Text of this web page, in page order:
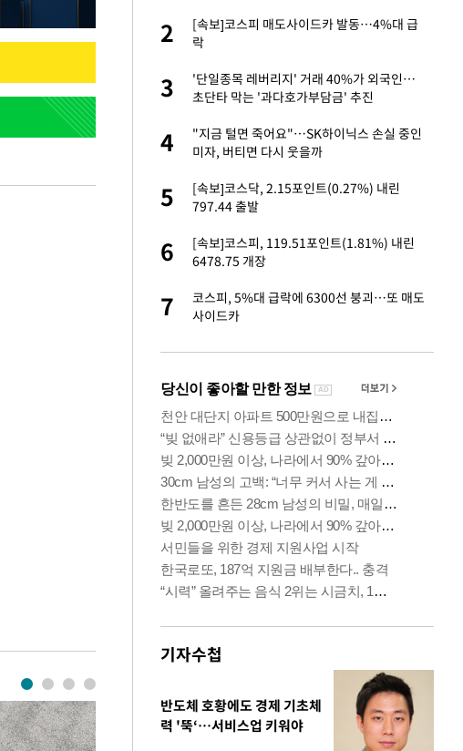
으로 전 재산 잃고 필리핀
전세금 미반환은 고도의
원해"
일 없이 산다' 선곡…쿨한
술 예고 "짝짝이 눈 탈출"
2
[속보]코스피 매도사이드카 발동…4%대 급
락
3
'단일종목 레버리지' 거래 40%가 외국인…
초단타 막는 '과다호가부담금' 추진
4
"지금 털면 죽어요"…SK하이닉스 손실 중인
미자, 버티면 다시 웃을까
5
[속보]코스닥, 2.15포인트(0.27%) 내린
797.44 출발
6
[속보]코스피, 119.51포인트(1.81%) 내린
6478.75 개장
7
코스피, 5%대 급락에 6300선 붕괴…또 매도
사이드카
기자수첩
반도체 호황에도 경제 기초체
력 '뚝‘…서비스업 키워야